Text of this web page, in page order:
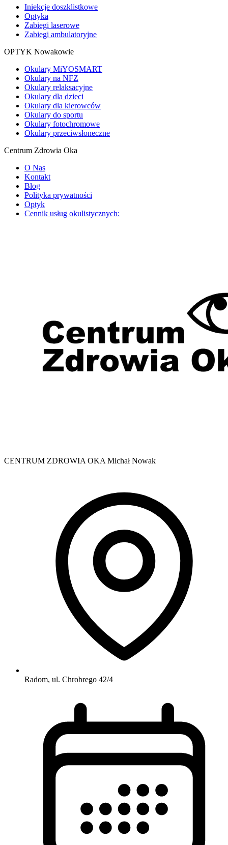
Iniekcje doszklistkowe
Optyka
Zabiegi laserowe
Zabiegi ambulatoryjne
OPTYK Nowakowie
Okulary MiYOSMART
Okulary na NFZ
Okulary relaksacyjne
Okulary dla dzieci
Okulary dla kierowców
Okulary do sportu
Okulary fotochromowe
Okulary przeciwsłoneczne
Centrum Zdrowia Oka
O Nas
Kontakt
Blog
Polityka prywatności
Optyk
Cennik usług okulistycznych:
CENTRUM ZDROWIA OKA Michał Nowak
Radom, ul. Chrobrego 42/4